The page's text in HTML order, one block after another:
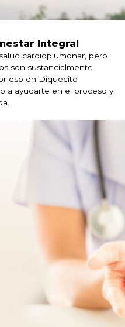
Integral
cardioplumonar, pero
son sustancialmente
eso en Diquecito
a ayudarte en el proceso y